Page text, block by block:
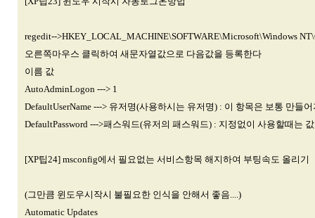
regedit-->HKEY_LOCAL_MACHINE\SOFTWARE\Microsoft\Windows
오른쪽마우스 클릭하여 새문자열값으로 다음값을 등록한다
이름 값
AutoAdminLogon ---> 1
DefaultUserName ---> 유저명(사용하시는 유저명) : 이 항목은 보통 만들
DefaultPassword --->패스워드(유저의 패스워드) : 지정없이 사용할때는
[XP팁24] msconfig에서 필요없는 서비스항목 해지하여 부팅속도 올리기
(그만큼 윈도우시작시 불필요한 인식을 안해서 좋음....)
Automatic Updates